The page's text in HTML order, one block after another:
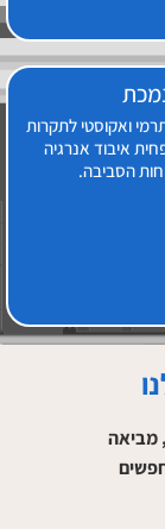
ואקוסטי לתקרות
איבוד אנרגיה
הסביבה.
מביאה